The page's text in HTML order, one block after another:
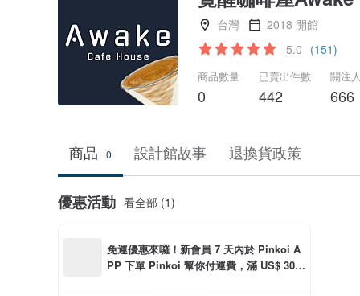
台灣
2018 開館
5.0 (151)
商品數量
0
已賣出件數
442
關注
666
商品 0 設計館故事 退換貨政策
優惠活動 看全部 (1)
免運優惠來囉！新會員 7 天內於 Pinkoi A
PP 下單 Pinkoi 幫你付運費，滿 US$ 30.0